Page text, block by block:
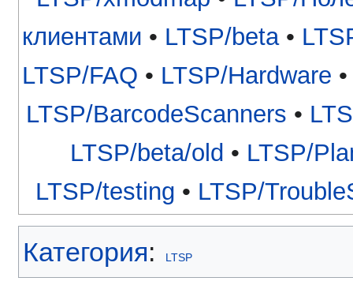
клиентами • LTSP/beta•
LTSP/FAQ • LTSP/Hardware
LTSP/BarcodeScanners •
LTSP/beta/old • LTSP/
LTSP/testing • LTSP/
Категория: LTSP